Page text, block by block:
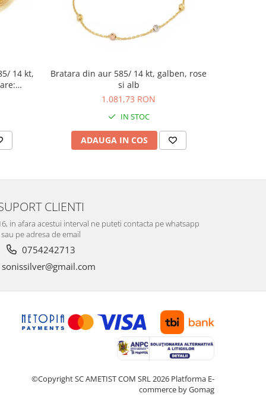
14 kt,
Bratara din aur 585/ 14 kt, galben, rose
si alb
1.081,73 RON
IN STOC
ADAUGA IN COS
CLIENTI
in afara acestui interval ne puteti contacta pe whatsapp
sau pe adresa de email
0754242713
©Copyright SC AMETIST COM SRL 2026 Platforma E-
commerce by Gomag